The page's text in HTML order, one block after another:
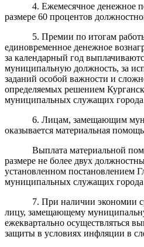
4. Ежемесячное денежное
размере 60 процентов
5. Премии по итогам
единовременное денежное
за календарный год
муниципальную должность, за
заданий особой важности и
определяемых решением
муниципальных служащих города
6. Лицам, замещающим
оказывается материальная
Выплата материальной
размере не более двух
установленном постановлением
муниципальных служащих города
7. При наличии экономии
лицу, замещающему
ежеквартально осуществляться
защиты в условиях инфляции в